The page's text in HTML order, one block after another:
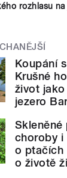
rozhlasu
Koupání
Krušné
život
jezero
Skleněné
choroby i
o ptačích
o životě